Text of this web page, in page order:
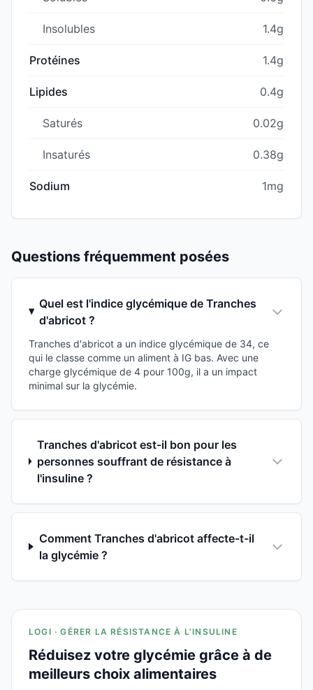
Insolubles 1.4g
Protéines 1.4g
Lipides 0.4g
Saturés 0.02g
Insaturés 0.38g
Sodium 1mg
Questions fréquemment posées
Quel est l'indice glycémique de Tranches
d'abricot ?
Tranches d'abricot a un indice glycémique de 34, ce
qui le classe comme un aliment à IG bas. Avec une
charge glycémique de 4 pour 100g, il a un impact
minimal sur la glycémie.
Tranches d'abricot est-il bon pour les
personnes souffrant de résistance à
l'insuline ?
Comment Tranches d'abricot affecte-t-il
la glycémie ?
LOGI · GÉRER LA RÉSISTANCE À L'INSULINE
Réduisez votre glycémie grâce à de
meilleurs choix alimentaires